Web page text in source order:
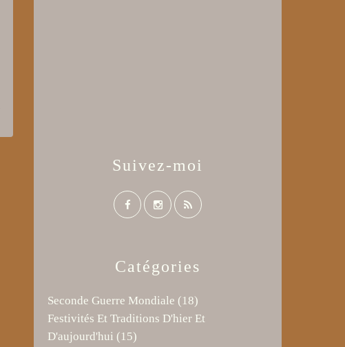
Catégories
Seconde Guerre Mondiale (18)
Festivités Et Traditions D'hier Et
D'aujourd'hui (15)
Suivez-moi